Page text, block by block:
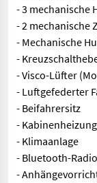
- 3 mechanische
- 2 mechanische
- Mechanische
-
- Visco-Lüfter
- Luftgefederter
- Beifahrersitz
-
- Klimaanlage
- Bluetooth-Radio
-